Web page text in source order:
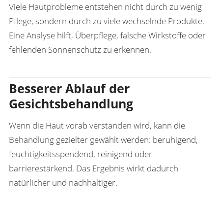
Viele Hautprobleme entstehen nicht durch zu wenig
Pflege, sondern durch zu viele wechselnde Produkte.
Eine Analyse hilft, Überpflege, falsche Wirkstoffe oder
fehlenden Sonnenschutz zu erkennen.
Besserer Ablauf der
Gesichtsbehandlung
Wenn die Haut vorab verstanden wird, kann die
Behandlung gezielter gewählt werden: beruhigend,
feuchtigkeitsspendend, reinigend oder
barrierestärkend. Das Ergebnis wirkt dadurch
natürlicher und nachhaltiger.